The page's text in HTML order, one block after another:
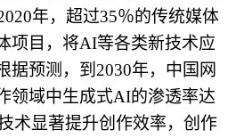
年，超过35％的传统媒体
项目，将AI等各类新技术应
据预测，到2030年，中国网
领域中生成式AI的渗透率达
术显著提升创作效率，创作